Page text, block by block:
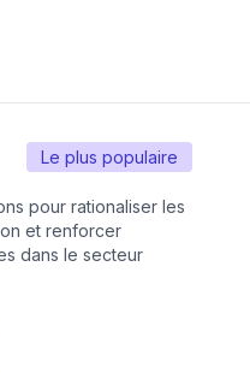
Le plus populaire
pour rationaliser les
et renforcer
dans le secteur